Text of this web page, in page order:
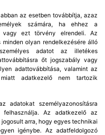
az esetben továbbítja, azaz
számára, ha ehhez a
vagy ezt törvény elrendeli. Az
olyan rendelkezésére álló
adatot az illetékes
őt jogszabály vagy
adattovábbítása, valamint az
adatkezelő nem tartozik
adatokat személyazonosításra
Az adatkezelő az
arra, hogy egyes technikai
igénybe. Az adatfeldolgozó